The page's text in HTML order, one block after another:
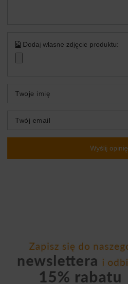
Dodaj własne zdjęcie produktu:
Twoje imię
Twój email
Wyślij opinię